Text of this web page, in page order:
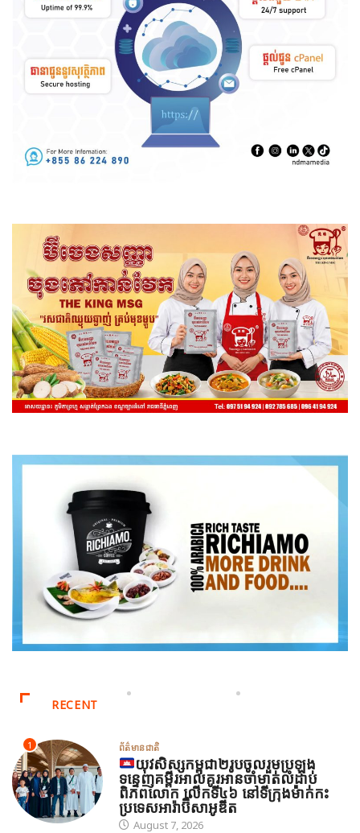
RECENT
1 ព័ត៌មានជាតិ
យុវសិស្សកម្ពុជា២រូបចូលរួមប្រឡង
ទន្ទេញគម្ពីរអាល់គូរអានចាំមាត់លំដាប់
ពិភពលោក លើកទី៤៦ នៅទីក្រុងម៉ាក់កះ
ប្រទេសអារ៉ាប៊ីសាអូឌីត
August 7, 2026